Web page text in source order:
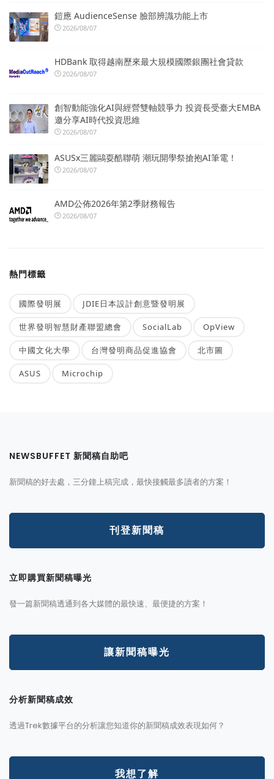
鎧應 AudienceSense 臉部辨識功能上市
2026/08/07
HDBank 取得越南歷來最大規模國際銀團社會貸款
2026/08/07
創智動能強化AI與經營雙軸競爭力 投資長受臺大EMBA
邀分享AI時代投資思維
2026/08/07
ASUSx三麗鷗耍酷聯萌 潮玩開學祭搶抱AI筆電！
2026/08/07
AMD公佈2026年第2季財務報告
2026/08/07
熱門標籤
國際發明展 JDIE日本設計創意暨發明展
世界發明智慧財產聯盟總會 SocialLab OpView
中國文化大學 台灣發明商品促進協會 北市圖
ASUS Microchip
NEWSBUFFET 新聞稿自助吧
新聞稿的好去處，三分鐘上稿完成，最快接觸最多讀者的方案！
刊登新聞稿
立即購買新聞稿曝光
發一篇新聞稿透通到各大媒體的最快速、最便捷的方案！
讓新聞稿曝光
分析新聞稿成效
透過Trek數據平台的分析讓您知道你的新聞稿成效表現如何？
我想了解